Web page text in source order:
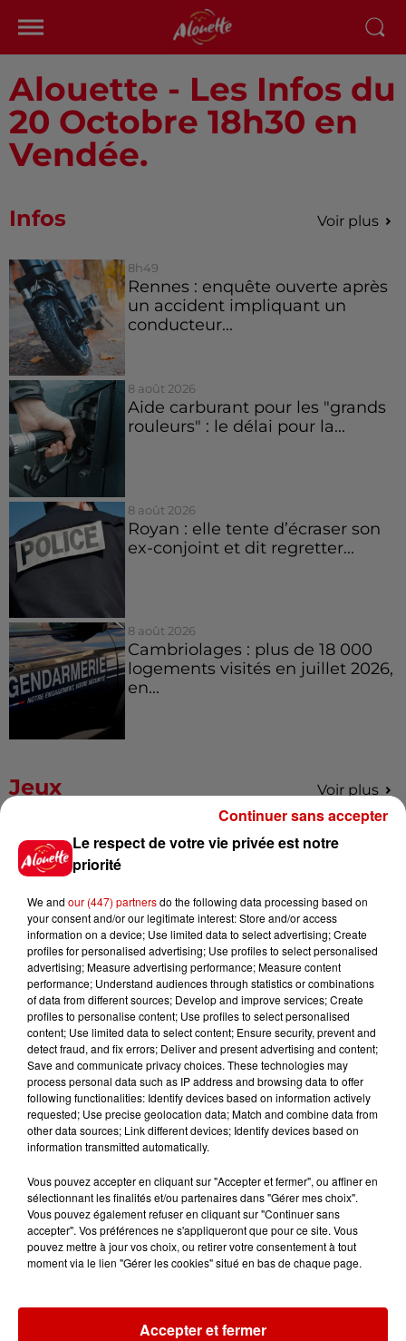
Alouette - Les Infos du
20 Octobre 18h30 en
Vendée.
Infos Voir plus
8h49
Rennes : enquête ouverte après
un accident impliquant un
conducteur...
8 août 2026
Aide carburant pour les "grands
rouleurs" : le délai pour la...
8 août 2026
Royan : elle tente d’écraser son
ex-conjoint et dit regretter...
8 août 2026
Cambriolages : plus de 18 000
logements visités en juillet 2026,
en...
Jeux Voir plus
Gagnez vos places pour le
festival Marché Gourmand 2026
Le Duel - Gagnez vos entrées
pour l'un des zoos de nos
régions !
Destination Vacances - Gagnez
votre séjour en famille au cœur
de la...
Destination Vacances : inscrivez-
vous !
Le respect de votre vie privée est notre
priorité
We and our (447) partnersdo the following data processing based on
your consent and/or our legitimate interest: Store and/or access
information on a device; Use limited data to select advertising; Create
profiles for personalised advertising; Use profiles to select personalised
advertising; Measure advertising performance; Measure content
performance; Understand audiences through statistics or combinations
of data from different sources; Develop and improve services; Create
profiles to personalise content; Use profiles to select personalised
content; Use limited data to select content; Ensure security, prevent and
detect fraud, and fix errors; Deliver and present advertising and content;
Save and communicate privacy choices. These technologies may
process personal data such as IP address and browsing data to offer
following functionalities: Identify devices based on information actively
requested; Use precise geolocation data; Match and combine data from
other data sources; Link different devices; Identify devices based on
information transmitted automatically.
Vous pouvez accepter en cliquant sur "Accepter et fermer", ou affiner en
sélectionnant les finalités et/ou partenaires dans "Gérer mes choix".
Vous pouvez également refuser en cliquant sur "Continuer sans
accepter". Vos préférences ne s'appliqueront que pour ce site. Vous
pouvez mettre à jour vos choix, ou retirer votre consentement à tout
moment via le lien "Gérer les cookies" situé en bas de chaque page.
Accepter et fermer
Continuer sans accepter